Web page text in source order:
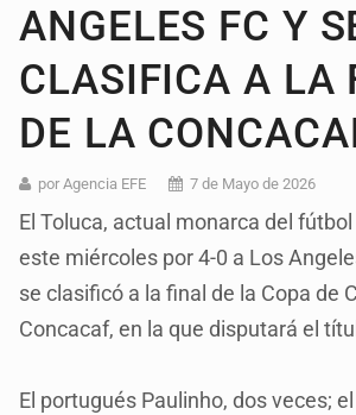
ANGELES FC Y
CLASIFICA A LA
DE LA
por Agencia EFE 7 de Mayo de 2026
El Toluca, actual monarca del
este miércoles por 4-0 a Los
se clasificó a la final de la Copa de
Concacaf, en la que disputará el
El portugués Paulinho, dos veces;